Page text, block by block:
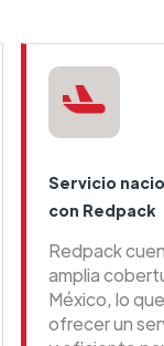
Servicio
con Redpack
Redpack
amplia
México, lo
ofrecer un